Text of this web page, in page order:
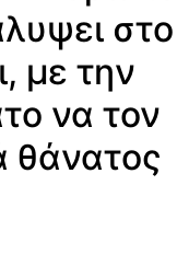
στο
με την
να τον
θάνατος